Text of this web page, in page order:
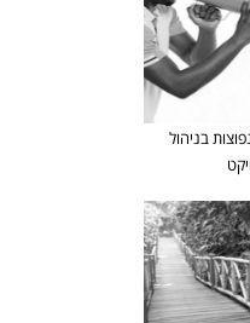
טעויות נפוצות בניהול